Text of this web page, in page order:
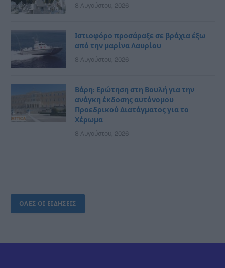
8 Αυγούστου, 2026
Ιστιοφόρο προσάραξε σε βράχια έξω
από την μαρίνα Λαυρίου
8 Αυγούστου, 2026
Βάρη: Ερώτηση στη Βουλή για την
ανάγκη έκδοσης αυτόνομου
Προεδρικού Διατάγματος για το
Χέρωμα
8 Αυγούστου, 2026
ΟΛΕΣ ΟΙ ΕΙΔΗΣΕΙΣ